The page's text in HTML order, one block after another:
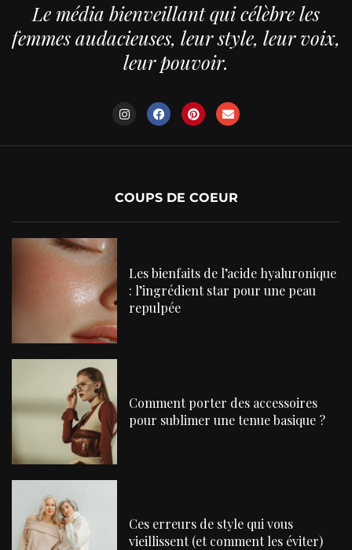
Le média bienveillant qui célèbre les
femmes audacieuses, leur style, leur voix,
leur pouvoir.
COUPS DE COEUR
Les bienfaits de l’acide hyaluronique
: l’ingrédient star pour une peau
repulpée
Comment porter des accessoires
pour sublimer une tenue basique ?
Ces erreurs de style qui vous
vieillissent (et comment les éviter)